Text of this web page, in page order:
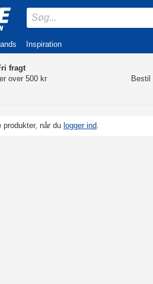
Inspiration
fragt
over 500 kr
Bestil
produkter, når du logger ind.